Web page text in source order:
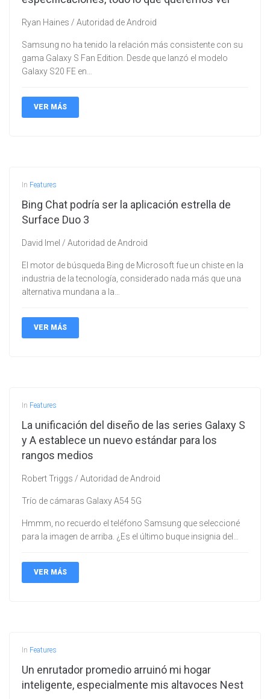
Ryan Haines / Autoridad de Android
Samsung no ha tenido la relación más consistente con su
gama Galaxy S Fan Edition. Desde que lanzó el modelo
Galaxy S20 FE en…
VER MÁS
In Features
Bing Chat podría ser la aplicación estrella de
Surface Duo 3
David Imel / Autoridad de Android
El motor de búsqueda Bing de Microsoft fue un chiste en la
industria de la tecnología, considerado nada más que una
alternativa mundana a la…
VER MÁS
In Features
La unificación del diseño de las series Galaxy S
y A establece un nuevo estándar para los
rangos medios
Robert Triggs / Autoridad de Android
Trío de cámaras Galaxy A54 5G
Hmmm, no recuerdo el teléfono Samsung que seleccioné
para la imagen de arriba. ¿Es el último buque insignia del…
VER MÁS
In Features
Un enrutador promedio arruinó mi hogar
inteligente, especialmente mis altavoces Nest